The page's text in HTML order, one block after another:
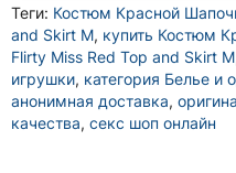
Теги: Костюм Красной
and Skirt M, купить Костюм
Flirty Miss Red Top and Skirt M
игрушки, категория Белье и
анонимная доставка,
качества, секс шоп онлайн